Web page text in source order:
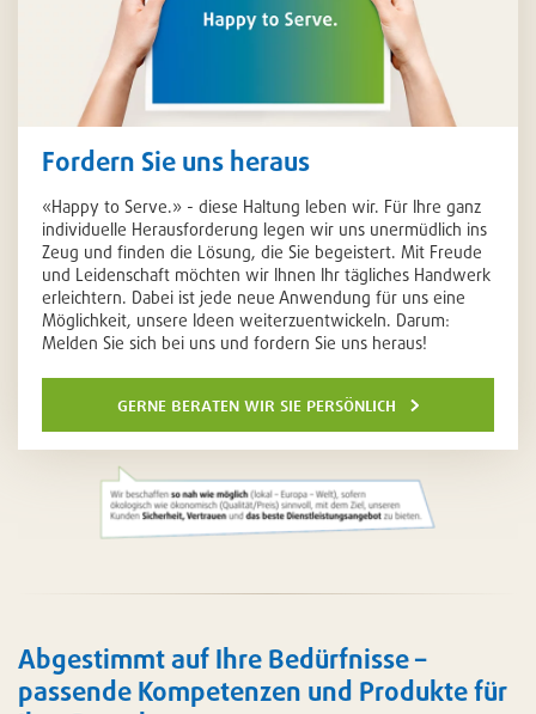
Fordern Sie uns heraus
«Happy to Serve.» - diese Haltung leben wir. Für Ihre ganz
individuelle Herausforderung legen wir uns unermüdlich ins
Zeug und finden die Lösung, die Sie begeistert. Mit Freude
und Leidenschaft möchten wir Ihnen Ihr tägliches Handwerk
erleichtern. Dabei ist jede neue Anwendung für uns eine
Möglichkeit, unsere Ideen weiterzuentwickeln. Darum:
Melden Sie sich bei uns und fordern Sie uns heraus!
gerne beraten wir sie persönlich
Abgestimmt auf Ihre Bedürfnisse –
passende Kompetenzen und Produkte für